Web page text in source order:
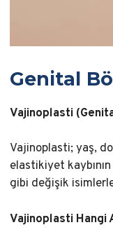
Genital
Vajinoplasti
Vajinoplasti; yaş,
elastikiyet
gibi değişik
Vajinoplasti Hangi